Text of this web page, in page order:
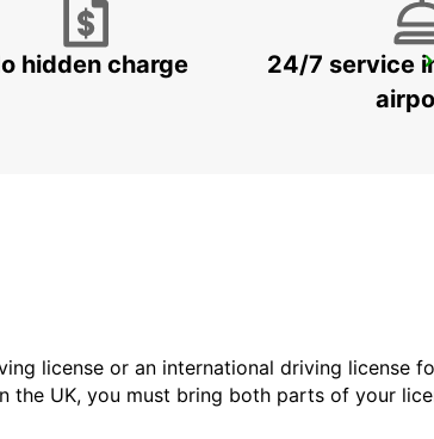
QUIMPER GARE
hidden charge
24/7 service
license or an international driving license
the UK, you must bring both parts of your